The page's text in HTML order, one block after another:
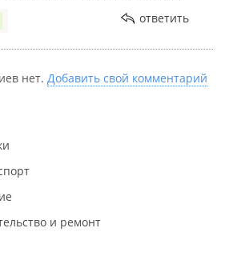
ответить
нет. Добавить свой комментарий
и ремонт